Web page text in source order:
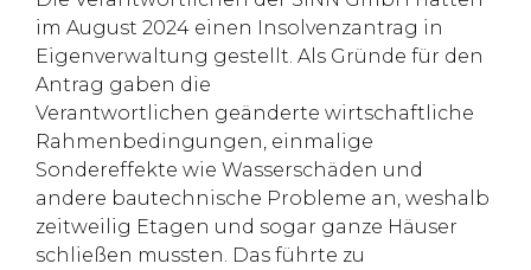
im August 2024 einen Insolvenzantrag in
Eigenverwaltung gestellt. Als Gründe für den
Antrag gaben die
Verantwortlichen geänderte wirtschaftliche
Rahmenbedingungen, einmalige
Sondereffekte wie Wasserschäden und
andere bautechnische Probleme an, weshalb
zeitweilig Etagen und sogar ganze Häuser
schließen mussten. Das führte zu